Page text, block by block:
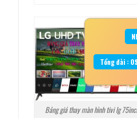
Bảng giá thay màn hình tivi lg
Tổng đài :